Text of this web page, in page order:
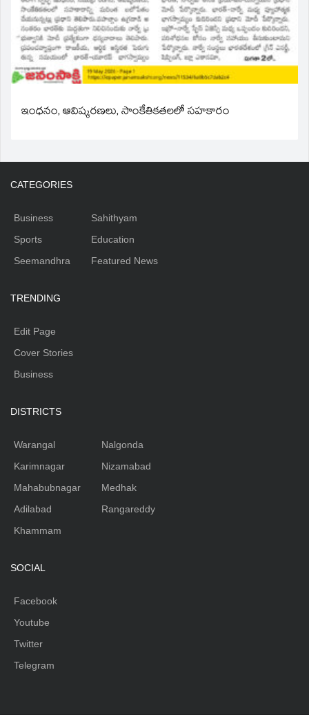
ఇంధనం, ఆవిష్కరణలు, సాంకేతికతలలో సహకారం
CATEGORIES
Business
Sports
Seemandhra
Sahithyam
Education
Featured News
TRENDING
Edit Page
Cover Stories
Business
DISTRICTS
Warangal
Karimnagar
Mahabubnagar
Adilabad
Khammam
Nalgonda
Nizamabad
Medhak
Rangareddy
SOCIAL
Facebook
Youtube
Twitter
Telegram